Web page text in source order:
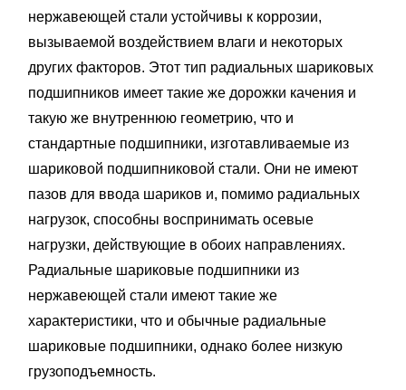
нержавеющей стали устойчивы к коррозии,
вызываемой воздействием влаги и некоторых
других факторов. Этот тип радиальных шариковых
подшипников имеет такие же дорожки качения и
такую же внутреннюю геометрию, что и
стандартные подшипники, изготавливаемые из
шариковой подшипниковой стали. Они не имеют
пазов для ввода шариков и, помимо радиальных
нагрузок, способны воспринимать осевые
нагрузки, действующие в обоих направлениях.
Радиальные шариковые подшипники из
нержавеющей стали имеют такие же
характеристики, что и обычные радиальные
шариковые подшипники, однако более низкую
грузоподъемность.